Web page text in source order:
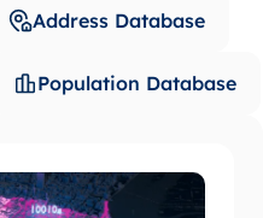
Address Database
Population Database